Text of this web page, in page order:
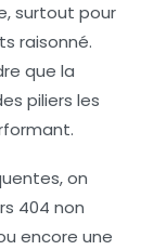
surtout pour
raisonné.
que la
piliers les
on
404 non
encore une